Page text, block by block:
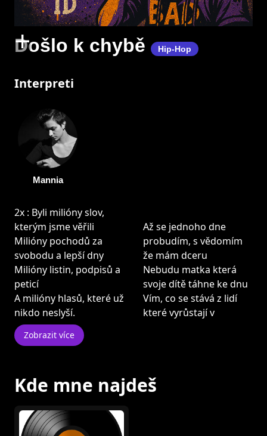
+
Došlo k chybě Hip-Hop
Interpreti
Mannia
2x : Byli milióny slov,
kterým jsme věřili
Milióny pochodů za
svobodu a lepší dny
Milióny listin, podpisů a
peticí
A milióny hlasů, které už
nikdo neslyší.
Až se jednoho dne
probudím, s vědomím
že mám dceru
Nebudu matka která
svoje dítě táhne ke dnu
Vím, co se stává z lidí
které vyrůstají v
Zobrazit více
Kde mne najdeš